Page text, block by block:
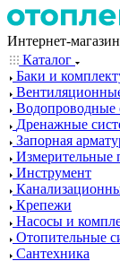
Интернет-
Каталог
Баки и
Водопроводные
Дренажные
Запорная
Измерительные
Инструмент
Крепежи
Насосы и
Отопительные
Сантехника